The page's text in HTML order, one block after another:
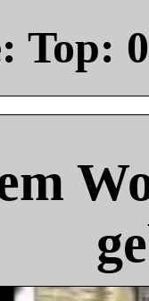
Top: 0